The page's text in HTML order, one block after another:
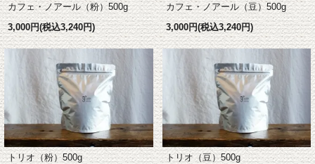
カフェ・ノアール（粉）500g
3,000円(税込3,240円)
カフェ・ノアール（豆）500g
3,000円(税込3,240円)
トリオ（粉）500g
トリオ（豆）500g